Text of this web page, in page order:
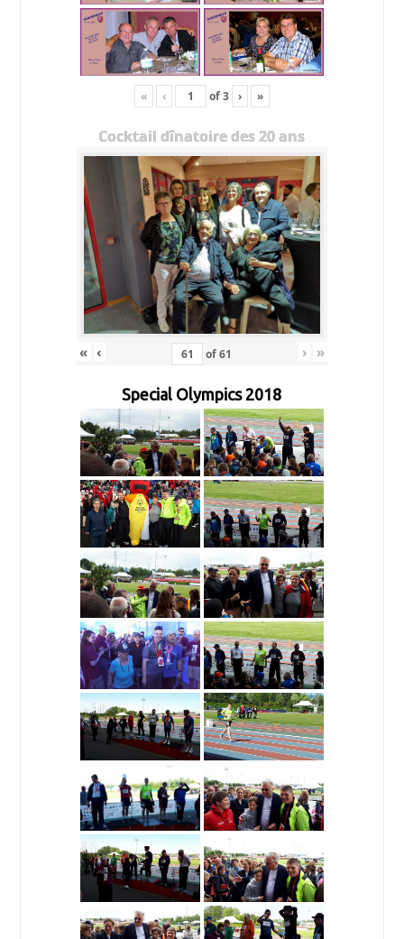
« ‹ of3 › »
Cocktail dînatoire des 20 ans
« ‹ of61 › »
Special Olympics 2018